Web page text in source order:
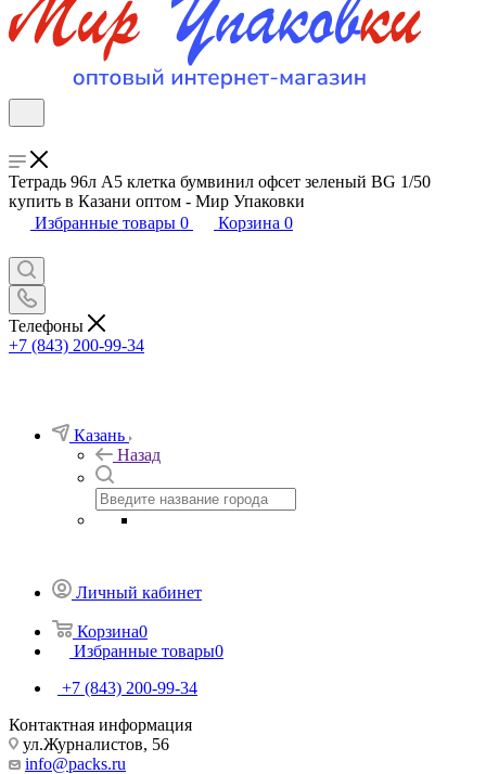
Тетрадь 96л А5 клетка бумвинил офсет зеленый BG 1/50
купить в Казани оптом - Мир Упаковки
Избранные товары 0 Корзина 0
Телефоны
+7 (843) 200-99-34
Казань
Назад
Личный кабинет
Корзина0
Избранные товары0
+7 (843) 200-99-34
Контактная информация
ул.Журналистов, 56
info@packs.ru